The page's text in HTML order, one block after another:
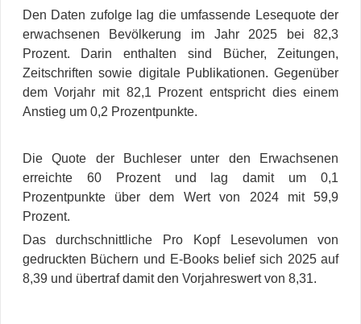
Den Daten zufolge lag die umfassende Lesequote der
erwachsenen Bevölkerung im Jahr 2025 bei 82,3
Prozent. Darin enthalten sind Bücher, Zeitungen,
Zeitschriften sowie digitale Publikationen. Gegenüber
dem Vorjahr mit 82,1 Prozent entspricht dies einem
Anstieg um 0,2 Prozentpunkte.
Die Quote der Buchleser unter den Erwachsenen
erreichte 60 Prozent und lag damit um 0,1
Prozentpunkte über dem Wert von 2024 mit 59,9
Prozent.
Das durchschnittliche Pro Kopf Lesevolumen von
gedruckten Büchern und E-Books belief sich 2025 auf
8,39 und übertraf damit den Vorjahreswert von 8,31.